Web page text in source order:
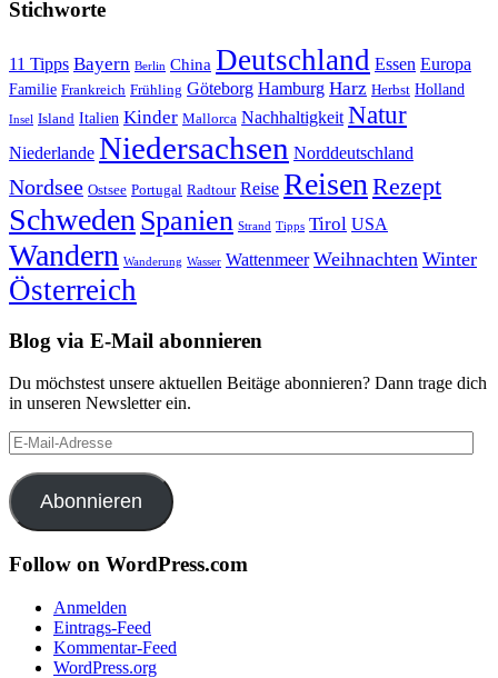
Stichworte
11 Tipps Bayern Berlin China Deutschland Essen Europa
Familie Frankreich Frühling Göteborg Hamburg Harz Herbst Holland
Insel Island Italien Kinder Mallorca Nachhaltigkeit Natur
Niederlande Niedersachsen Norddeutschland
Nordsee Ostsee Portugal Radtour Reise Reisen Rezept
Schweden Spanien Strand Tipps Tirol USA
Wandern Wanderung Wasser Wattenmeer Weihnachten Winter
Österreich
Blog via E-Mail abonnieren
Du möchstest unsere aktuellen Beitäge abonnieren? Dann trage dich
in unseren Newsletter ein.
E-
Mail-
Adresse
Abonnieren
Follow on WordPress.com
Anmelden
Eintrags-Feed
Kommentar-Feed
WordPress.org